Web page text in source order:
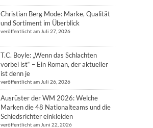
Christian Berg Mode: Marke, Qualität
und Sortiment im Überblick
veröffentlicht am Juli 27, 2026
T.C. Boyle: „Wenn das Schlachten
vorbei ist“ – Ein Roman, der aktueller
ist denn je
veröffentlicht am Juli 26, 2026
Ausrüster der WM 2026: Welche
Marken die 48 Nationalteams und die
Schiedsrichter einkleiden
veröffentlicht am Juni 22, 2026